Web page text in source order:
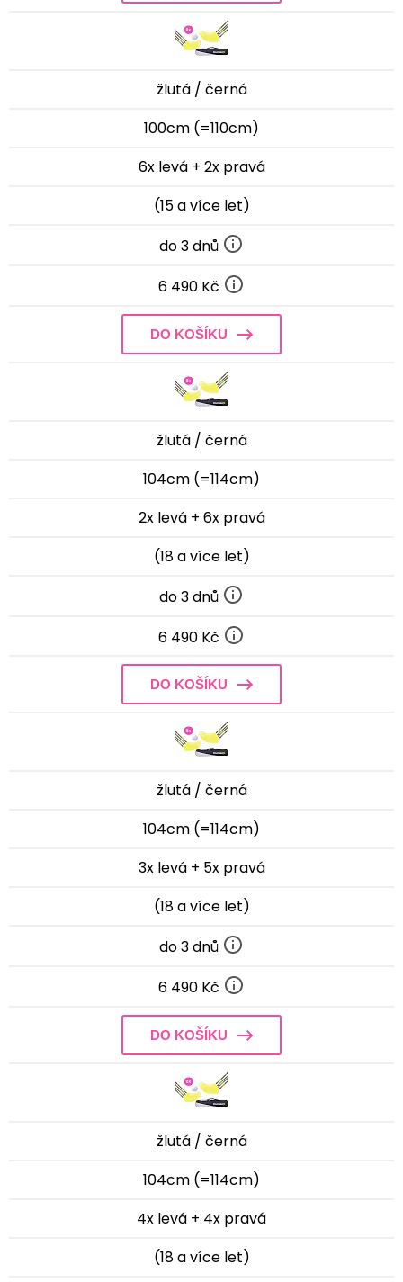
žlutá / černá
100cm (=110cm)
6x levá + 2x pravá
(15 a více let)
do 3 dnů
6 490 Kč
DO KOŠÍKU
žlutá / černá
104cm (=114cm)
2x levá + 6x pravá
(18 a více let)
do 3 dnů
6 490 Kč
DO KOŠÍKU
žlutá / černá
104cm (=114cm)
3x levá + 5x pravá
(18 a více let)
do 3 dnů
6 490 Kč
DO KOŠÍKU
žlutá / černá
104cm (=114cm)
4x levá + 4x pravá
(18 a více let)